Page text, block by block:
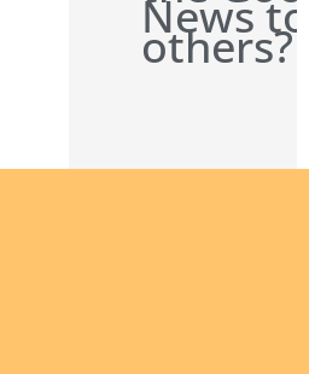
News to
others?